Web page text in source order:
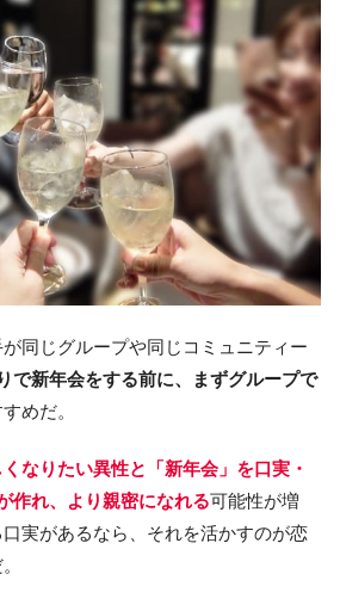
同じグループや同じコミュニティー
で新年会をする前に、まずグループで
めだ。
なりたい異性と「新年会」を口実・
作れ、より親密になれる可能性が増
実があるなら、それを活かすのが恋